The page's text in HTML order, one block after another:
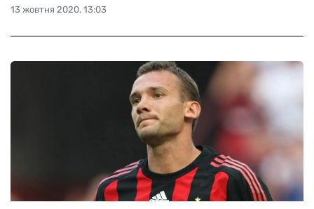
13 жовтня 2020, 13:03